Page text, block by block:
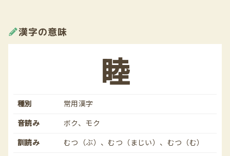
漢字の意味
睦
種別
常用漢字
音読み
ボク、モク
訓読み
むつ（ぶ）、むつ（まじい）、むつ（む）